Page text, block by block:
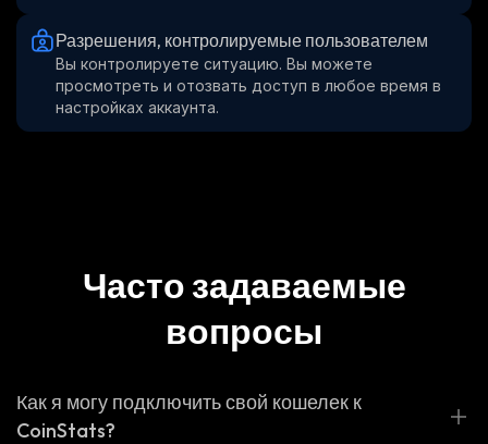
Разрешения, контролируемые пользователем
Вы контролируете ситуацию. Вы можете
просмотреть и отозвать доступ в любое время в
настройках аккаунта.
Часто задаваемые
вопросы
Как я могу подключить свой кошелек к
CoinStats?